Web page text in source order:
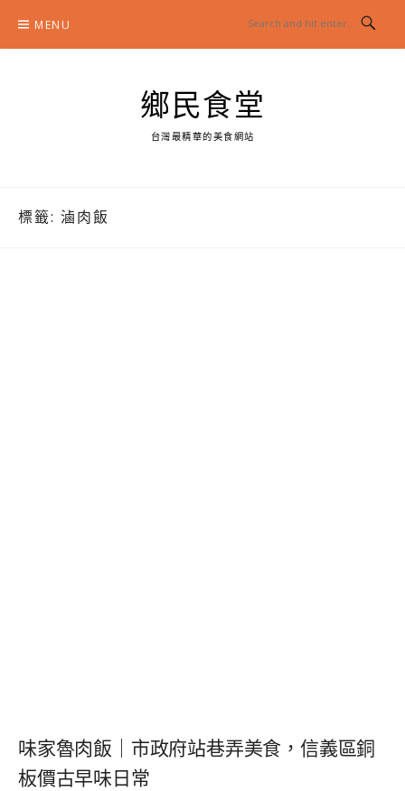
content
MENU
鄉民食堂
台灣最精華的美食網站
標籤: 滷肉飯
味家魯肉飯｜市政府站巷弄美食，信義區銅
板價古早味日常